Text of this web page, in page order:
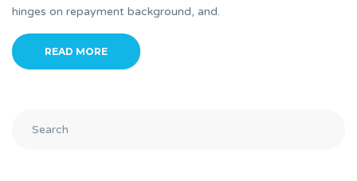
hinges on repayment background, and.
READ MORE